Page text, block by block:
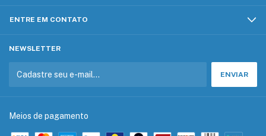
ENTRE EM CONTATO
NEWSLETTER
Meios de pagamento